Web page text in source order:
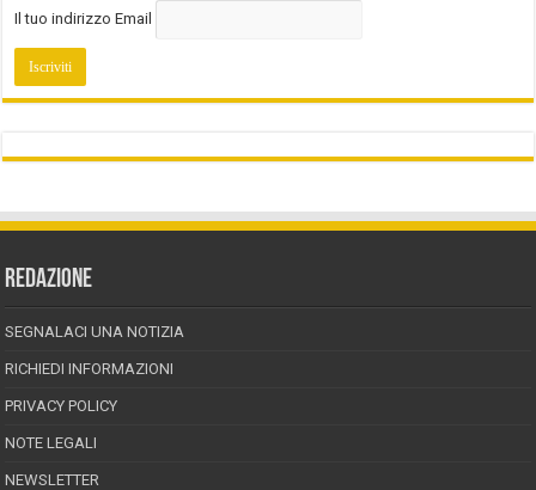
Il tuo indirizzo Email
REDAZIONE
SEGNALACI UNA NOTIZIA
RICHIEDI INFORMAZIONI
PRIVACY POLICY
NOTE LEGALI
NEWSLETTER